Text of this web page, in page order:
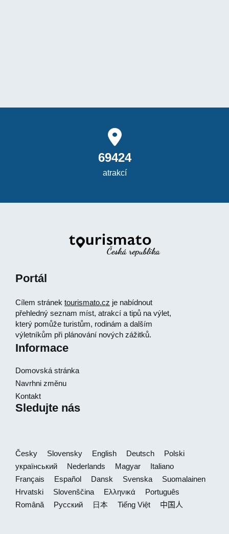
69424
atrakcí
Portál
Cílem stránek tourismato.cz je nabídnout
přehledný seznam míst, atrakcí a tipů na výlet,
který pomůže turistům, rodinám a dalším
výletníkům při plánování nových zážitků.
Informace
Domovská stránka
Navrhni změnu
Kontakt
Sledujte nás
Česky Slovensky English Deutsch
Polski
український
Nederlands Magyar
Italiano
Français
Español Dansk Svenska
Suomalainen
Hrvatski
Slovenščina Ελληνικά
Português
Română
Русский 日本 Tiếng Việt 中国人